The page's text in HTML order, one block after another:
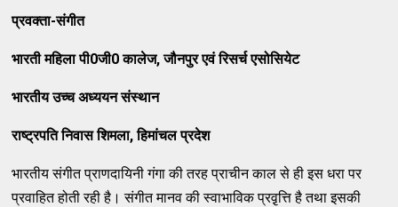
प्रवक्ता-संगीत
भारती महिला पी0जी0 कालेज, जौनपुर एवं रिसर्च एसोसियेट
भारतीय उच्च अध्ययन संस्थान
राष्ट्रपति निवास शिमला, हिमांचल प्रदेश
भारतीय संगीत प्राणदायिनी गंगा की तरह प्राचीन काल से ही इस धरा पर
प्रवाहित होती रही है। संगीत मानव की स्वाभाविक प्रवृ़त्ति है तथा इसकी